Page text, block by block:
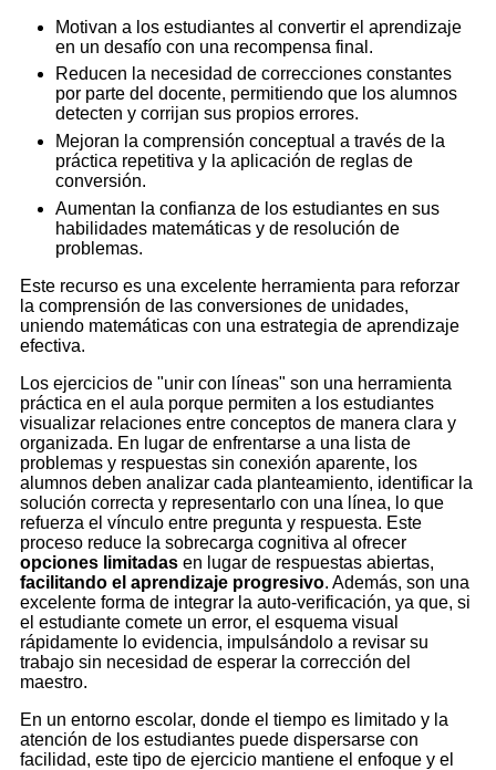
Motivan a los estudiantes al convertir el aprendizaje
en un desafío con una recompensa final.
Reducen la necesidad de correcciones constantes
por parte del docente, permitiendo que los alumnos
detecten y corrijan sus propios errores.
Mejoran la comprensión conceptual a través de la
práctica repetitiva y la aplicación de reglas de
conversión.
Aumentan la confianza de los estudiantes en sus
habilidades matemáticas y de resolución de
problemas.
Este recurso es una excelente herramienta para reforzar
la comprensión de las conversiones de unidades,
uniendo matemáticas con una estrategia de aprendizaje
efectiva.
Los ejercicios de "unir con líneas" son una herramienta
práctica en el aula porque permiten a los estudiantes
visualizar relaciones entre conceptos de manera clara y
organizada. En lugar de enfrentarse a una lista de
problemas y respuestas sin conexión aparente, los
alumnos deben analizar cada planteamiento, identificar la
solución correcta y representarlo con una línea, lo que
refuerza el vínculo entre pregunta y respuesta. Este
proceso reduce la sobrecarga cognitiva al ofrecer
opciones limitadas en lugar de respuestas abiertas,
facilitando el aprendizaje progresivo. Además, son una
excelente forma de integrar la auto-verificación, ya que, si
el estudiante comete un error, el esquema visual
rápidamente lo evidencia, impulsándolo a revisar su
trabajo sin necesidad de esperar la corrección del
maestro.
En un entorno escolar, donde el tiempo es limitado y la
atención de los estudiantes puede dispersarse con
facilidad, este tipo de ejercicio mantiene el enfoque y el